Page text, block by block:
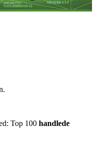
Top 100 handlede